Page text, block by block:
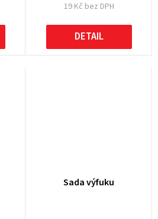
19 Kč bez DPH
DETAIL
Sada výfuku